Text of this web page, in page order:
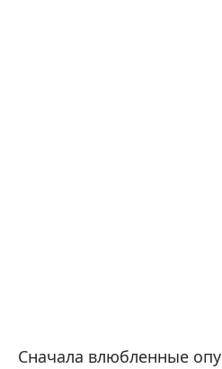
Сначала влюбленные